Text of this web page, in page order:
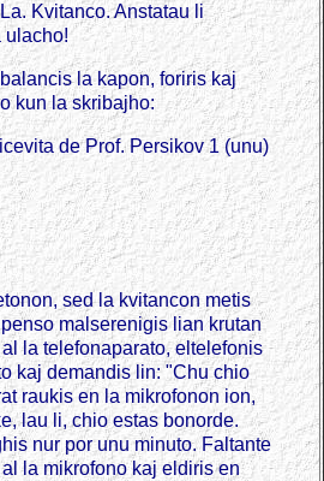
Kvitanco. Anstatau li
ulacho!
la kapon, foriris kaj
kun la skribajho:
de Prof. Persikov 1 (unu)
sed la kvitancon metis
malserenigis lian krutan
la telefonaparato, eltelefonis
kaj demandis lin: "Chu chio
raukis en la mikrofonon ion,
lau li, chio estas bonorde.
nur por unu minuto. Faltante
la mikrofono kaj eldiris en